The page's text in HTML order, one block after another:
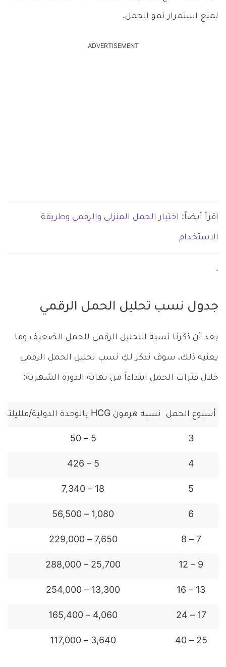
لمنع استمرار نمو الحمل.
ADVERTISEMENT
اقرأ أيضاً: اختبار الحمل المنزلي والرقمي وطريقة
الاستخدام
.
جدول نسب تحليل الحمل الرقمي
بعد أن ذكرنا نسبة التحليل الرقمي للحمل الضعيف وما
يعنيه ذلك، سوف نذكر لكِ نسب تحليل الحمل الرقمي
خلال فترات الحمل ابتداءاً من نهاية الدورة الشهرية:
أسبوع الحمل نسبة هرمون HCG بالوحدة الدولية/ملليلتر
3
5 – 50
4
5 – 426
5
18 – 7,340
6
1,080 – 56,500
7 – 8
7,650 – 229,000
9 – 12
25,700 – 288,000
13 – 16
13,300 – 254,000
17 – 24
4,060 – 165,400
25 – 40
3,640 – 117,000